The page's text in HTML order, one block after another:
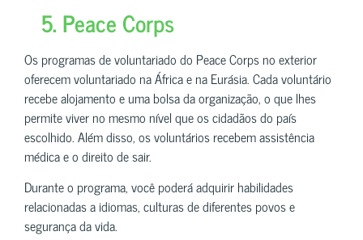
5. Peace Corps
Os programas de voluntariado do Peace Corps no exterior
oferecem voluntariado na África e na Eurásia. Cada voluntário
recebe alojamento e uma bolsa da organização, o que lhes
permite viver no mesmo nível que os cidadãos do país
escolhido. Além disso, os voluntários recebem assistência
médica e o direito de sair.
Durante o programa, você poderá adquirir habilidades
relacionadas a idiomas, culturas de diferentes povos e
segurança da vida.